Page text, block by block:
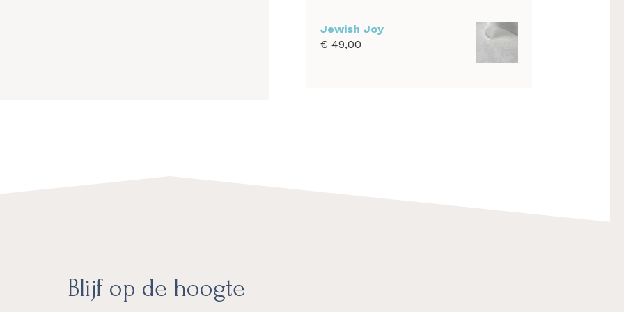
Jewish Joy
€ 49,00
Blijf op de hoogte